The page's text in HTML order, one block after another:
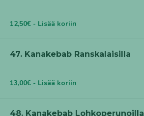
12,50€ - Lisää koriin
47. Kanakebab Ranskalaisilla
13,00€ - Lisää koriin
48. Kanakebab Lohkoperunoilla